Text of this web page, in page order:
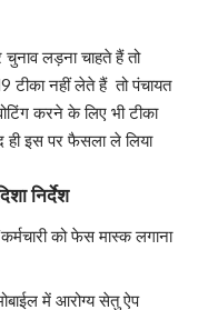
लड़ना चाहते हैं तो
नहीं लेते हैं तो पंचायत
करने के लिए भी टीका
ही इस पर फैसला ले लिया
निर्देश
को फेस मास्क लगाना
में आरोग्य सेतु ऐप